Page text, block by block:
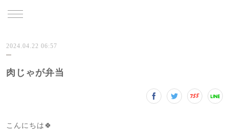
2024.04.22 06:57
肉じゃが弁当
こんにちは🍀